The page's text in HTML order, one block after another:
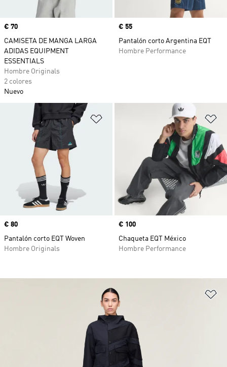
Precio
€ 70
CAMISETA DE MANGA LARGA
ADIDAS EQUIPMENT
ESSENTIALS
Hombre Originals
2 colores
Nuevo
Precio
€ 55
Pantalón corto Argentina EQT
Hombre Performance
Añadir a la lista de deseos
Precio
€ 80
Pantalón corto EQT Woven
Hombre Originals
Precio
€ 100
Chaqueta EQT México
Hombre Performance